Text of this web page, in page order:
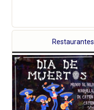
Restaurantes